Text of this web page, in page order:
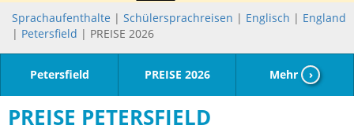
Sprachaufenthalte | Schülersprachreisen | Englisch | England
| Petersfield | PREISE 2026
Petersfield PREISE 2026 Mehr ›
PREISE PETERSFIELD